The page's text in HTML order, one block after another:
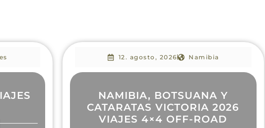
12. agosto, 2026 Namibia
NAMIBIA, BOTSUANA Y
CATARATAS VICTORIA 2026
VIAJES 4×4 OFF-ROAD